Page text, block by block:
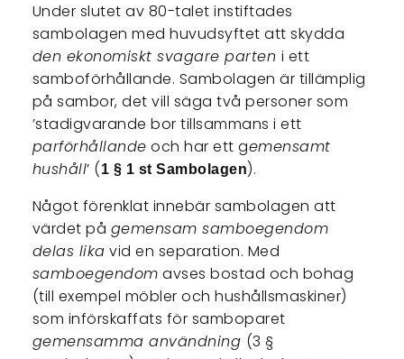
Under slutet av 80-talet instiftades
sambolagen med huvudsyftet att skydda
den ekonomiskt svagare parten i ett
samboförhållande. Sambolagen är tillämplig
på sambor, det vill säga två personer som
’stadigvarande bor tillsammans i ett
parförhållande och har ett gemensamt
hushåll’ (1 § 1 st Sambolagen).
Något förenklat innebär sambolagen att
värdet på gemensam samboegendom
delas lika vid en separation. Med
samboegendom avses bostad och bohag
(till exempel möbler och hushållsmaskiner)
som införskaffats för samboparet
gemensamma användning (3 §